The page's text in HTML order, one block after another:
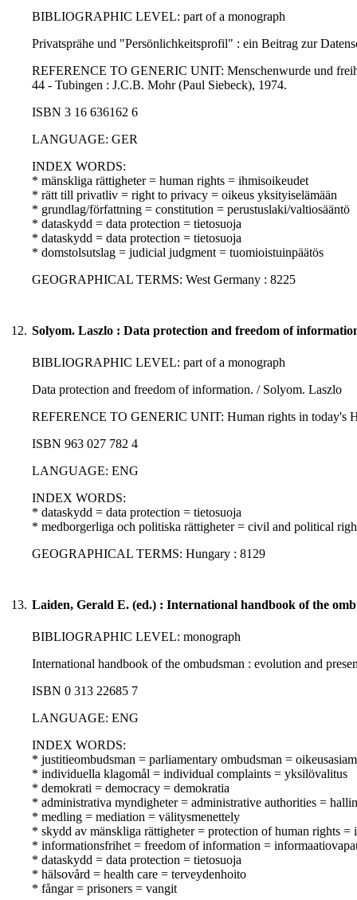
BIBLIOGRAPHIC LEVEL: part of a monograph
Privatsprähe und "Persönlichkeitsprofil" : ein Beitrag zur
REFERENCE TO GENERIC UNIT: Menschenwurde und
44 - Tubingen : J.C.B. Mohr (Paul Siebeck), 1974.
ISBN 3 16 636162 6
LANGUAGE: GER
INDEX WORDS:
* mänskliga rättigheter = human rights = ihmisoikeudet
* rätt till privatliv = right to privacy = oikeus yksityiselämään
* grundlag/författning = constitution = perustuslaki/valtiosääntö
* dataskydd = data protection = tietosuoja
* dataskydd = data protection = tietosuoja
* domstolsutslag = judicial judgment = tuomioistuinpäätös
GEOGRAPHICAL TERMS: West Germany : 8225
12. Solyom. Laszlo : Data protection and freedom of
BIBLIOGRAPHIC LEVEL: part of a monograph
Data protection and freedom of information. / Solyom. Laszlo
REFERENCE TO GENERIC UNIT: Human rights in today's
ISBN 963 027 782 4
LANGUAGE: ENG
INDEX WORDS:
* dataskydd = data protection = tietosuoja
* medborgerliga och politiska rättigheter = civil and political
GEOGRAPHICAL TERMS: Hungary : 8129
13. Laiden, Gerald E. (ed.) : International handbook of the
BIBLIOGRAPHIC LEVEL: monograph
International handbook of the ombudsman : evolution and
ISBN 0 313 22685 7
LANGUAGE: ENG
INDEX WORDS:
* justitieombudsman = parliamentary ombudsman =
* individuella klagomål = individual complaints = yksilövalitus
* demokrati = democracy = demokratia
* administrativa myndigheter = administrative authorities =
* medling = mediation = välitysmenettely
* skydd av mänskliga rättigheter = protection of human rights =
* informationsfrihet = freedom of information =
* dataskydd = data protection = tietosuoja
* hälsovård = health care = terveydenhoito
* fångar = prisoners = vangit